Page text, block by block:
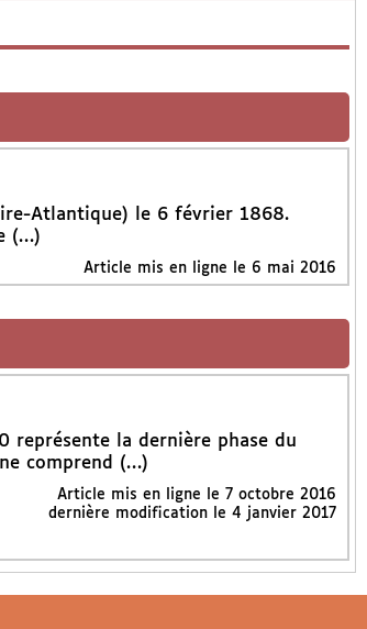
Atlantique) le 6 février 1868.
(…)
Article mis en ligne le 6 mai 2016
représente la dernière phase du
comprend (…)
Article mis en ligne le 7 octobre 2016
dernière modification le 4 janvier 2017